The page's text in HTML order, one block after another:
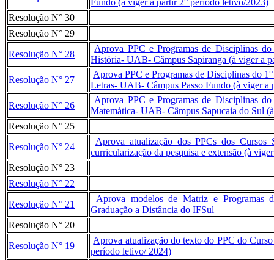
Fundo (à viger a partir 2° período letivo/2023)
Resolução N° 30
Resolução N° 29
Resolução N° 28
Aprova PPC e Programas de Disciplinas
História- UAB- Câmpus Sapiranga (à viger a
Resolução N° 27
Aprova PPC e Programas de Disciplinas do
Letras- UAB- Câmpus Passo Fundo (à viger
Resolução N° 26
Aprova PPC e Programas de Disciplinas
Matemática- UAB- Câmpus Sapucaia do Sul
Resolução N° 25
Resolução N° 24
Aprova atualização dos PPCs dos
curricularização da pesquisa e extensão (à
Resolução N° 23
Resolução N° 22
Resolução N° 21
Aprova modelos de Matriz e Programas
Graduação a Distância do IFSul
Resolução N° 20
Resolução N° 19
Aprova atualização do texto do PPC do
período letivo/ 2024)